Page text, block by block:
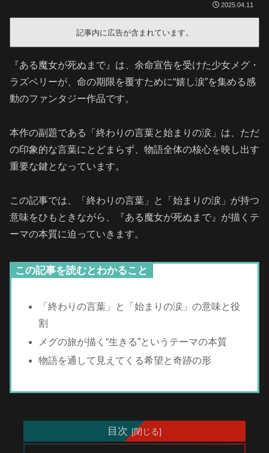
2025.04.11
記事内に広告が含まれています。
『ある魔女が死ぬまで』は、余命宣告を受けた少女メグ・
ラズベリーが、命の期限を覆すために“嬉し涙”を集める感
動のファンタジー作品です。
本作の副題である「終わりの言葉と始まりの涙」は、ただ
の印象的な言葉にとどまらず、物語全体の核心を映し出す
重要な鍵となっています。
この記事では、「終わりの言葉」と「始まりの涙」が持つ
意味をひもときながら、『ある魔女が死ぬまで』が描くテ
ーマの本質に迫っていきます。
この記事を読むとわかること
「終わりの言葉」と「始まりの涙」の意味と役
割
メグの旅が描く“生きる”というテーマの本質
物語を通して見えてくる希望と奇跡の形
目次